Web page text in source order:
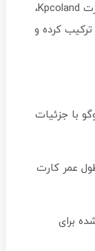
نیز قابل اعتماد باشد. ریبون‌های صدور کارت Kpcoland،
کرده و
جزئیات
کارت